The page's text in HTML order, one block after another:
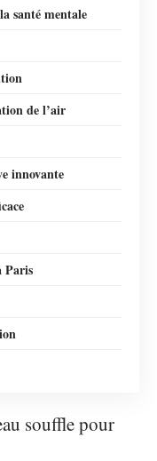
santé mentale
de l’air
innovante
Paris
souffle pour